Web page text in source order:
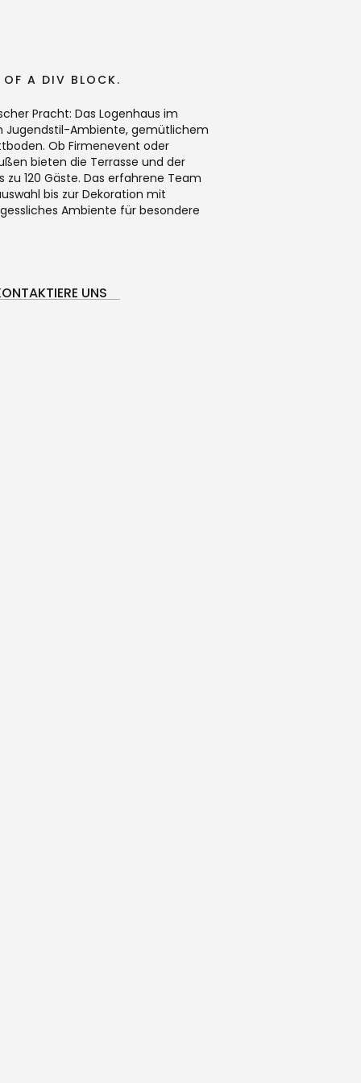
OF A DIV BLOCK.
Pracht: Das Logenhaus im
Jugendstil-Ambiente, gemütlichem
Ob Firmenevent oder
bieten die Terrasse und der
120 Gäste. Das erfahrene Team
bis zur Dekoration mit
Ambiente für besondere
UNS
UNS